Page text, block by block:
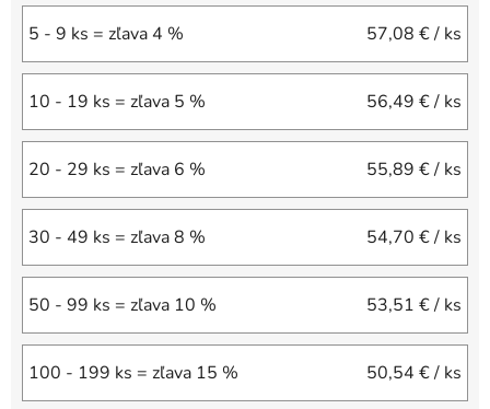
5 - 9 ks = zľava 4 % 57,08 €/ ks
10 - 19 ks = zľava 5 % 56,49 €/ ks
20 - 29 ks = zľava 6 % 55,89 €/ ks
30 - 49 ks = zľava 8 % 54,70 €/ ks
50 - 99 ks = zľava 10 % 53,51 €/ ks
100 - 199 ks = zľava 15 % 50,54 €/ ks